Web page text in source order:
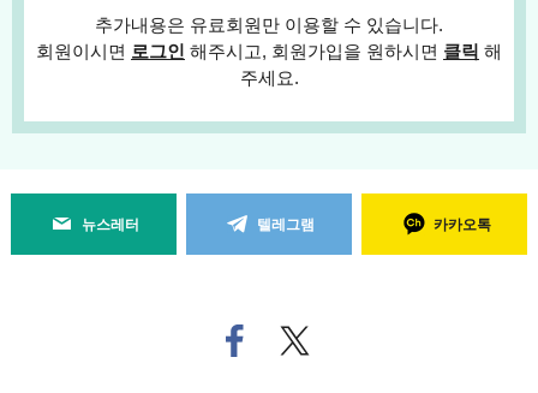
추가내용은 유료회원만 이용할 수 있습니다.
회원이시면 로그인 해주시고, 회원가입을 원하시면 클릭 해
주세요.
뉴스레터 텔레그램 카카오톡
페
이
트위
터로